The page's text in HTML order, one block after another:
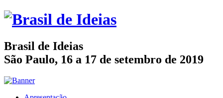
Brasil de Ideias
São Paulo, 16 a 17 de setembro de 2019